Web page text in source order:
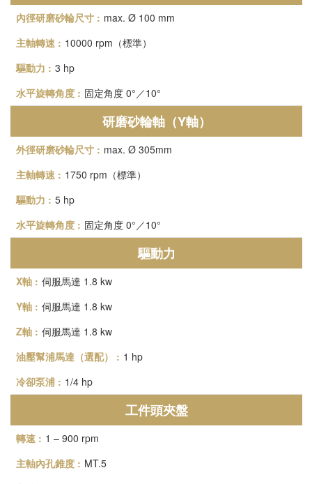
max. Ø 100 mm
10000 rpm（標準）
3 hp
固定角度 0°／10°
研磨砂輪軸（Y軸）
max. Ø 305mm
1750 rpm（標準）
5 hp
固定角度 0°／10°
驅動力
伺服馬達 1.8 kw
伺服馬達 1.8 kw
伺服馬達 1.8 kw
1 hp
1/4 hp
工件頭夾盤
1 – 900 rpm
MT.5